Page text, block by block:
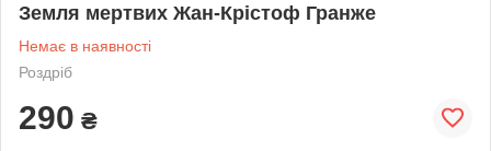
Земля мертвих Жан-Крістоф Гранже
Немає в наявності
Роздріб
290 ₴